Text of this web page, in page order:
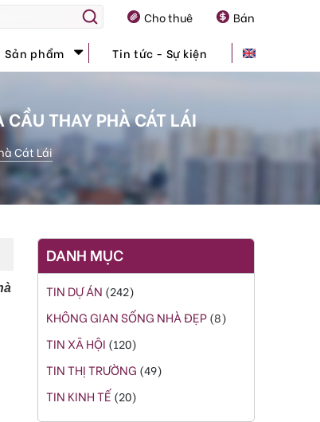
Cho thuê Bán
Sản phẩm Tin tức - Sự kiện
THAY PHÀ CÁT LÁI
Cát Lái
DANH MỤC
TIN DỰ ÁN (242)
KHÔNG GIAN SỐNG NHÀ ĐẸP(8)
TIN XÃ HỘI (120)
TIN THỊ TRƯỜNG (49)
TIN KINH TẾ (20)